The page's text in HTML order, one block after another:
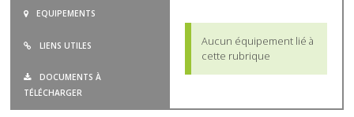
EQUIPEMENTS
LIENS UTILES
DOCUMENTS À
TÉLÉCHARGER
Aucun équipement lié à
cette rubrique